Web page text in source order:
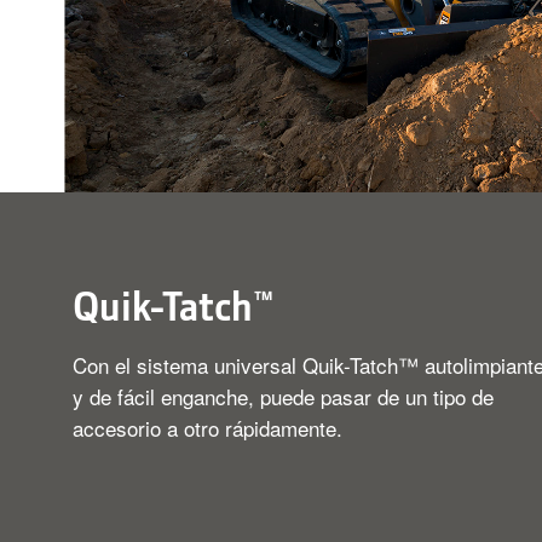
Quik-Tatch™
Con el sistema universal Quik-Tatch™
y de fácil enganche, puede pasar de un tipo de
accesorio a otro rápidamente.